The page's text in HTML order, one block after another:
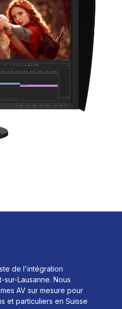
de l'intégration
Lausanne. Nous
AV sur mesure pour
et particuliers en Suisse